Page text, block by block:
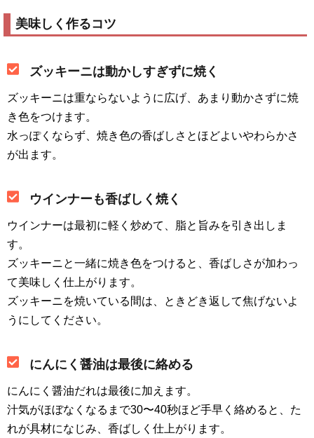
美味しく作るコツ
ズッキーニは動かしすぎずに焼く
ズッキーニは重ならないように広げ、あまり動かさずに焼
き色をつけます。
水っぽくならず、焼き色の香ばしさとほどよいやわらかさ
が出ます。
ウインナーも香ばしく焼く
ウインナーは最初に軽く炒めて、脂と旨みを引き出しま
す。
ズッキーニと一緒に焼き色をつけると、香ばしさが加わっ
て美味しく仕上がります。
ズッキーニを焼いている間は、ときどき返して焦げないよ
うにしてください。
にんにく醤油は最後に絡める
にんにく醤油だれは最後に加えます。
汁気がほぼなくなるまで30〜40秒ほど手早く絡めると、た
れが具材になじみ、香ばしく仕上がります。